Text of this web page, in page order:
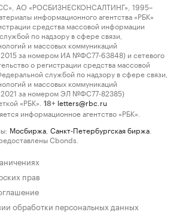
АО «РОСБИЗНЕСКОНСАЛТИНГ», 1995–
информационного агентства «РБК»
средства массовой информации
по надзору в сфере связи,
и массовых коммуникаций
за номером ИА №ФС77-63848) и сетевого
о регистрации средства массовой
службой по надзору в сфере связи,
и массовых коммуникаций
за номером ЭЛ №ФС77-82385)
«РБК».
18+ letters@rbc.ru
информационное агентство «РБК».
Мосбиржа Санкт-Петербургская биржа
Cbonds.
прав
обработки персональных данных